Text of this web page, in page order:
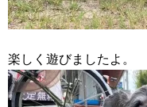
楽しく遊びましたよ。